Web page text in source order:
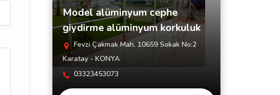
Model alüminyum cephe
giydirme alüminyum korkuluk
Fevzi Çakmak Mah. 10659 Sokak No:2
Karatay - KONYA
03323453073